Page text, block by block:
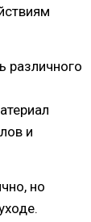
различного
и
но